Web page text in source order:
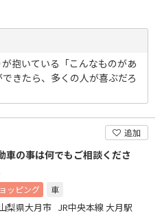
抱いている「こんなものがあ
きたら、多くの人が喜ぶだろ
追加
車の事は何でもご相談くださ
ッピング 車
梨県大月市 JR中央本線 大月駅